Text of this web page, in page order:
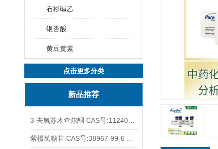
石杉碱乙
银杏酸
黄豆黄素
点击更多分类
新品推荐